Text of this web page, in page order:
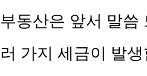
부동산은 앞서 말씀
러 가지 세금이 발